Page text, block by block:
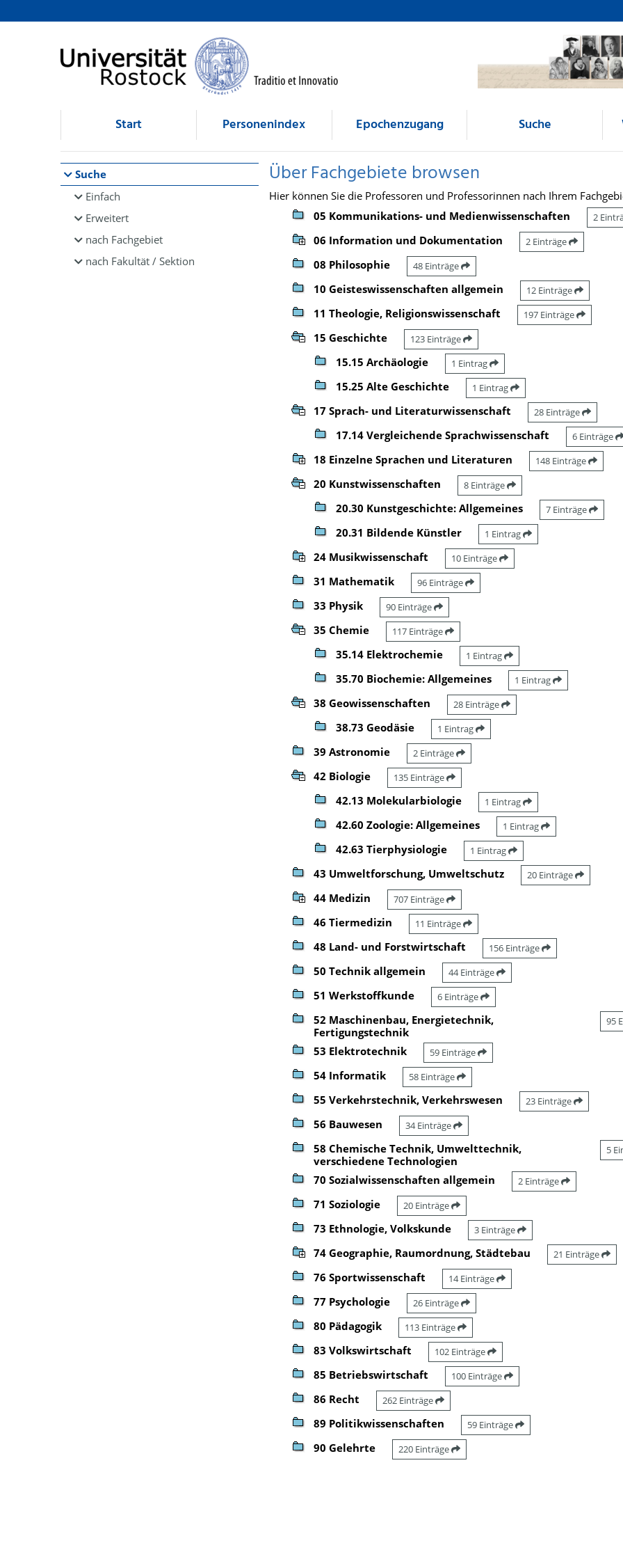
Browsen
direkt zum Inhalt
Start Personenindex Epochenzugang Suche
Suche
Einfach
Erweitert
nach Fachgebiet
nach Fakultät / Sektion
Über Fachgebiete browsen
Hier können Sie die Professoren und Professorinnen nach Ihrem
05 Kommunikations- und Medienwissenschaften
2
06 Information und Dokumentation 2 Einträge
08 Philosophie 48 Einträge
10 Geisteswissenschaften allgemein 12 Einträge
11 Theologie, Religionswissenschaft 197 Einträge
15 Geschichte 123 Einträge
15.15 Archäologie 1 Eintrag
15.25 Alte Geschichte 1 Eintrag
17 Sprach- und Literaturwissenschaft 28 Einträge
17.14 Vergleichende Sprachwissenschaft 6 Einträge
18 Einzelne Sprachen und Literaturen 148 Einträge
20 Kunstwissenschaften 8 Einträge
20.30 Kunstgeschichte: Allgemeines 7 Einträge
20.31 Bildende Künstler 1 Eintrag
24 Musikwissenschaft 10 Einträge
31 Mathematik 96 Einträge
33 Physik 90 Einträge
35 Chemie 117 Einträge
35.14 Elektrochemie 1 Eintrag
35.70 Biochemie: Allgemeines 1 Eintrag
38 Geowissenschaften 28 Einträge
38.73 Geodäsie 1 Eintrag
39 Astronomie 2 Einträge
42 Biologie 135 Einträge
42.13 Molekularbiologie 1 Eintrag
42.60 Zoologie: Allgemeines 1 Eintrag
42.63 Tierphysiologie 1 Eintrag
43 Umweltforschung, Umweltschutz 20 Einträge
44 Medizin 707 Einträge
46 Tiermedizin 11 Einträge
48 Land- und Forstwirtschaft 156 Einträge
50 Technik allgemein 44 Einträge
51 Werkstoffkunde 6 Einträge
52 Maschinenbau, Energietechnik,
Fertigungstechnik
95
53 Elektrotechnik 59 Einträge
54 Informatik 58 Einträge
55 Verkehrstechnik, Verkehrswesen 23 Einträge
56 Bauwesen 34 Einträge
58 Chemische Technik, Umwelttechnik,
verschiedene Technologien
5
70 Sozialwissenschaften allgemein 2 Einträge
71 Soziologie 20 Einträge
73 Ethnologie, Volkskunde 3 Einträge
74 Geographie, Raumordnung, Städtebau 21 Einträge
76 Sportwissenschaft 14 Einträge
77 Psychologie 26 Einträge
80 Pädagogik 113 Einträge
83 Volkswirtschaft 102 Einträge
85 Betriebswirtschaft 100 Einträge
86 Recht 262 Einträge
89 Politikwissenschaften 59 Einträge
90 Gelehrte 220 Einträge